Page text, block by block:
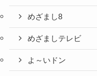
めざまし8
めざましテレビ
よ～いドン